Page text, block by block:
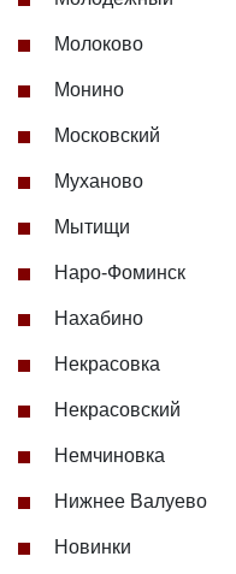
Молоково
Монино
Московский
Муханово
Мытищи
Наро-Фоминск
Нахабино
Некрасовка
Некрасовский
Немчиновка
Нижнее Валуево
Новинки